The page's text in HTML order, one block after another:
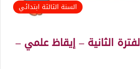
السنة الثالثة ابتدائي
الثانية – إيقاظ علمي –